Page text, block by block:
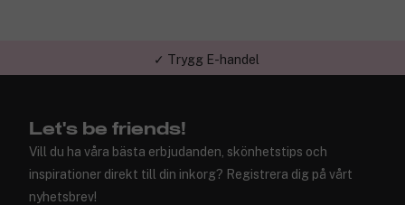
✓ Trygg E-handel
Let's be friends!
Vill du ha våra bästa erbjudanden, skönhetstips och
inspirationer direkt till din inkorg? Registrera dig på vårt
nyhetsbrev!